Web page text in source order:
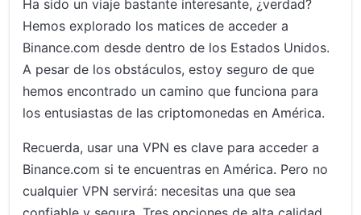
Ha sido un viaje bastante interesante, ¿verdad?
Hemos explorado los matices de acceder a
Binance.com desde dentro de los Estados Unidos.
A pesar de los obstáculos, estoy seguro de que
hemos encontrado un camino que funciona para
los entusiastas de las criptomonedas en América.
Recuerda, usar una VPN es clave para acceder a
Binance.com si te encuentras en América. Pero no
cualquier VPN servirá: necesitas una que sea